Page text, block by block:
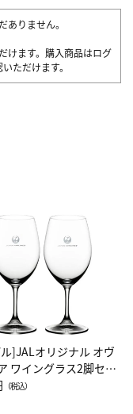
りません。
けます。購入商品はログ
ただけます。
]JALオリジナル オヴ
ワイングラス2脚セッ
ドワイン）
（税込）